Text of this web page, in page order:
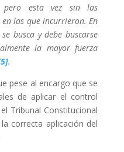
esta vez sin las
las que incurrieron. En
busca y debe buscarse
la mayor fuerza
.
pese al encargo que se
de aplicar el control
Tribunal Constitucional
correcta aplicación del